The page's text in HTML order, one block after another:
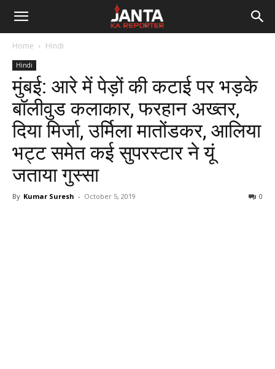
Janta
Reporter
Home Hindi
Hindi
मुंबई: आरे में पेड़ों की कटाई पर भड़के
बॉलीवुड कलाकार, फरहान अख्‍तर,
दिया मिर्जा, उर्मिला मातोंडकर, आलिया
भट्ट समेत कई सुपरस्‍टार ने यूं
जताया गुस्सा
By Kumar Suresh - October 5, 2019 0